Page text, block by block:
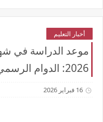
أخبار التعليم
موعد الدراسة في
2026: الدوام الرسمي والعطلات المتوقعة
16 فبراير 2026